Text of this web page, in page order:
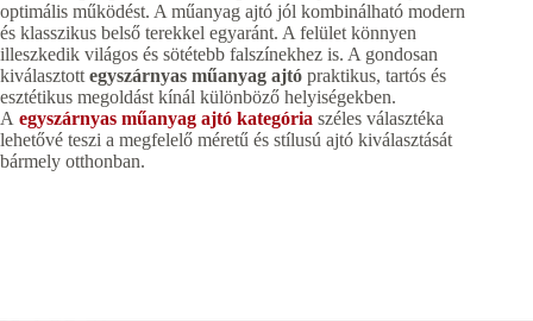
optimális működést. A műanyag ajtó jól kombinálható modern
és klasszikus belső terekkel egyaránt. A felület könnyen
illeszkedik világos és sötétebb falszínekhez is. A gondosan
kiválasztottegyszárnyas műanyag ajtó praktikus, tartós és
esztétikus megoldást kínál különböző helyiségekben.
A egyszárnyas műanyag ajtó kategória széles választéka
lehetővé teszi a megfelelő méretű és stílusú ajtó kiválasztását
bármely otthonban.